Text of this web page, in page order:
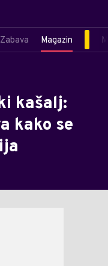
Zabava Magazin
kašalj:
kako se